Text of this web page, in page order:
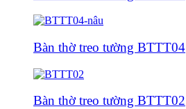
Bàn thờ treo tường BTTT04
Bàn thờ treo tường BTTT02